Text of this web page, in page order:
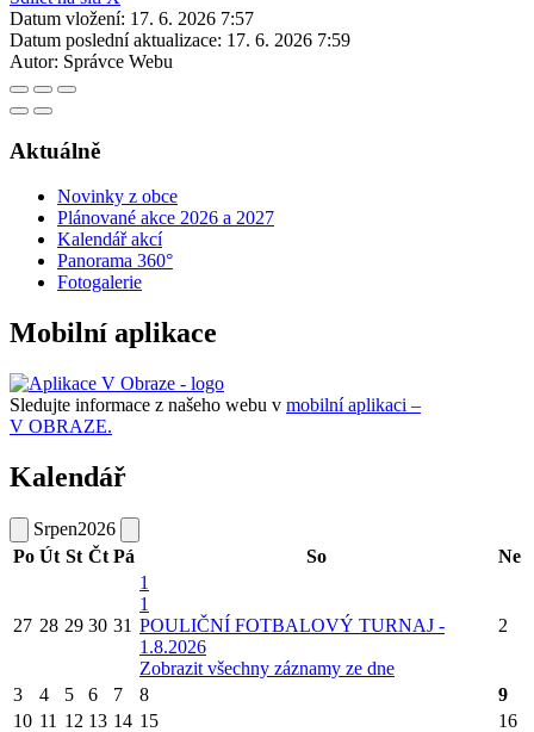
Datum vložení: 17. 6. 2026 7:57
Datum poslední aktualizace: 17. 6. 2026 7:59
Autor: Správce Webu
Aktuálně
Novinky z obce
Plánované akce 2026 a 2027
Kalendář akcí
Panorama 360°
Fotogalerie
Mobilní aplikace
Sledujte informace z našeho webu v mobilní aplikaci –
V OBRAZE.
Kalendář
Srpen2026
Po Út St Čt Pá So Ne
27 28 29 30 31
1
1
POULIČNÍ FOTBALOVÝ TURNAJ -
1.8.2026
Zobrazit všechny záznamy ze dne
2
3 4 5 6 7 8
9
10 11 12 13 14 15
16